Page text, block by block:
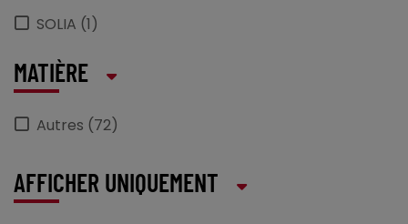
SOLIA (1)
VIDIVI (1)
MATIÈRE
Autres (72)
AFFICHER UNIQUEMENT